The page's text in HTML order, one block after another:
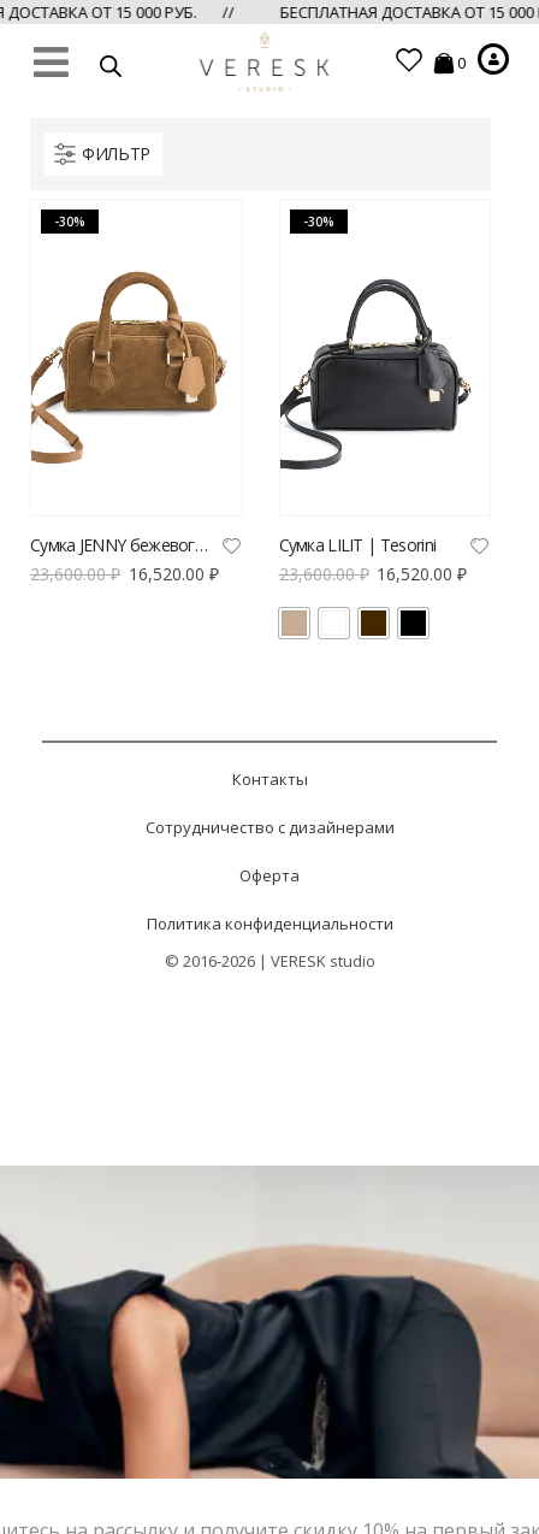
ОТ 15 000 РУБ. // БЕСПЛАТНАЯ ДОСТАВКА ОТ 15
0
ФИЛЬТР
-30%
Сумка JENNY бежевого цвета | Tesorini
23,600.00₽ 16,520.00 ₽
-30%
Сумка LILIT | Tesorini
23,600.00₽ 16,520.00₽
Контакты
Сотрудничество с дизайнерами
Оферта
Политика конфиденциальности
© 2016-2026 | VERESK studio